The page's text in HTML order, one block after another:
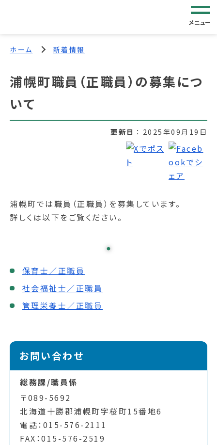
メニュー
ホーム 新着情報
浦幌町職員（正職員）の募集につ
いて
更新日 2025年09月19日
浦幌町では職員（正職員）を募集しています。
詳しくは以下をご覧ください。
保育士／正職員
社会福祉士／正職員
管理栄養士／正職員
お問い合わせ
総務課/職員係
〒089-5692
北海道十勝郡浦幌町字桜町15番地6
電話：015-576-2111
FAX：015-576-2519